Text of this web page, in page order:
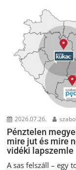
2026.07.26.
Pénztelen
mire jut és mire
vidéki lapszemle
A sas felszáll – egy